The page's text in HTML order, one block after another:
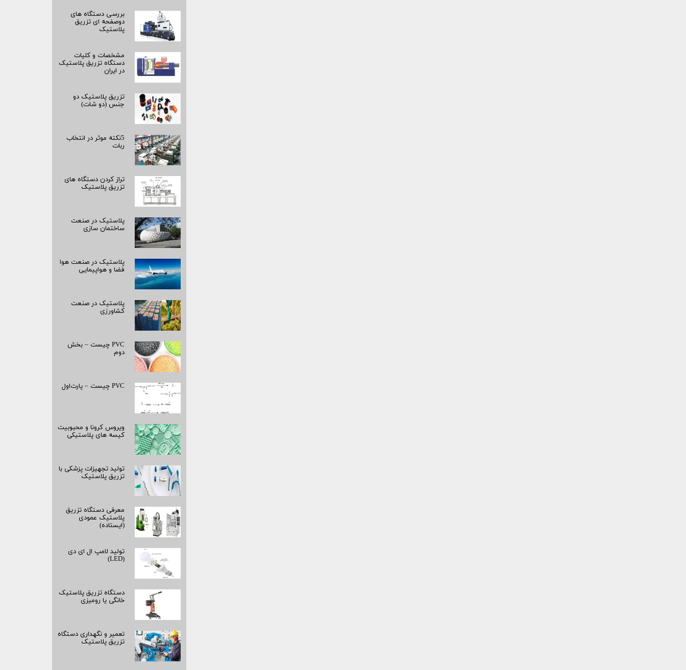
بررسی دستگاه های
دوصفحه ای تزریق
پلاستیک
مشخصات و کلیات
دستگاه تزریق پلاستیک
در ایران
تزریق پلاستیک دو
جنس (دو شات)
5نکته موثر در انتخاب
ربات
تراز کردن دستگاه های
تزریق پلاستیک
پلاستیک در صنعت
ساختمان سازی
پلاستیک در صنعت هوا
فضا و هواپیمایی
پلاستیک در صنعت
کشاورزی
PVC چیست – بخش
دوم
PVC چیست – پارت‌اول
ویروس کرونا و محبوبیت
کیسه­ های پلاستیکی
تولید تجهیزات پزشکی با
تزریق پلاستیک
معرفی دستگاه تزریق
پلاستیک عمودی
(ایستاده)
تولید لامپ ال ای دی
(LED)
دستگاه تزریق پلاستیک
خانگی یا رومیزی
تعمیر و نگهداری دستگاه
تزریق پلاستیک